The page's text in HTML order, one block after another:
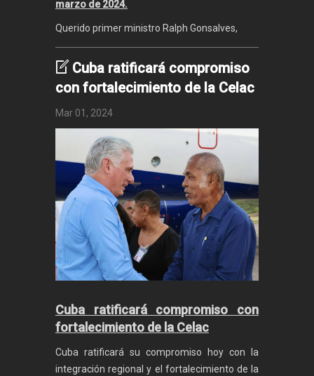
marzo de 2024.
Querido primer ministro Ralph Gonsalves,
Cuba ratificará compromiso
con fortalecimiento de la Celac
Mar 01, 2024
Cuba ratificará compromiso con
fortalecimiento de la Celac
Cuba ratificará su compromiso hoy con la
integración regional y el fortalecimiento de la